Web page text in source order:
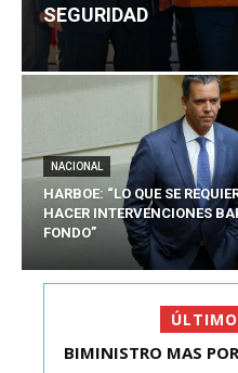
SEGURIDAD
NACIONAL
HARBOE: “LO QUE SE
HACER INTERVENCIONES
FONDO”
KAST SE REUNIÓ CON
BIMINISTRO MAS POR